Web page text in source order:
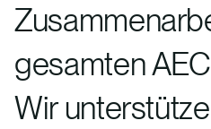
gesamten
Wir